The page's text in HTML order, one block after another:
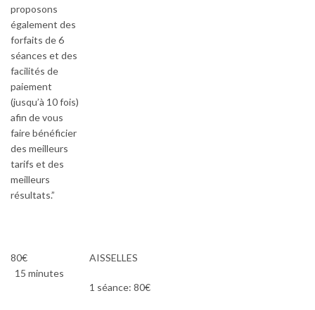
proposons
également des
forfaits de 6
séances et des
facilités de
paiement
(jusqu’à 10 fois)
afin de vous
faire bénéficier
des meilleurs
tarifs et des
meilleurs
résultats.”
80€
15 minutes
AISSELLES
1 séance: 80€